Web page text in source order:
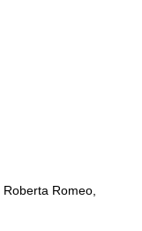
Romeo,